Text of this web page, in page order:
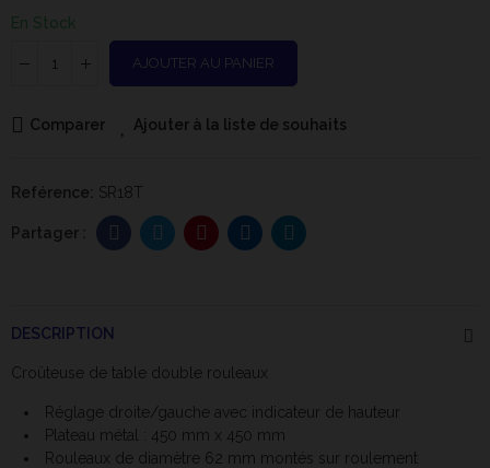
En Stock
AJOUTER AU PANIER
Comparer Ajouter à la liste de souhaits
Reférence: SR18T
DESCRIPTION
Croûteuse de table double rouleaux
Réglage droite/gauche avec indicateur de hauteur
Plateau métal : 450 mm x 450 mm
Rouleaux de diamètre 62 mm montés sur roulement